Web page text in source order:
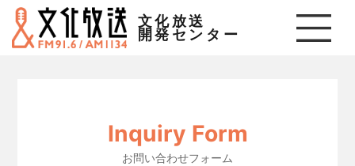
文化放送
開発センター
Inquiry Form
お問い合わせフォーム